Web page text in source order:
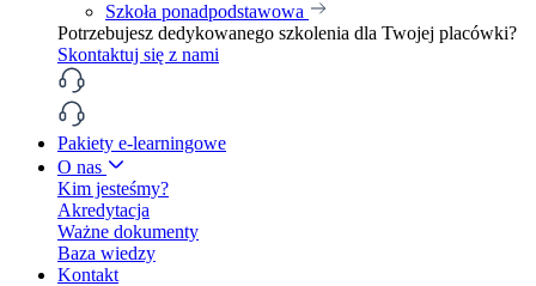
Szkoła ponadpodstawowa
Potrzebujesz dedykowanego szkolenia dla Twojej placówki?
Skontaktuj się z nami
Pakiety e-learningowe
O nas
Kim jesteśmy?
Akredytacja
Ważne dokumenty
Baza wiedzy
Kontakt